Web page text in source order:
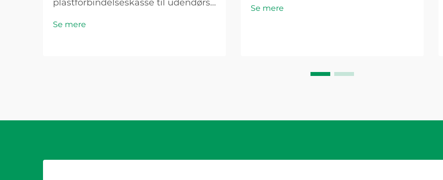
plastforbindelseskasse til udendørs
overvejelse af flere faktorer, der
Se mere
udendørs miljøer. En
Se mere